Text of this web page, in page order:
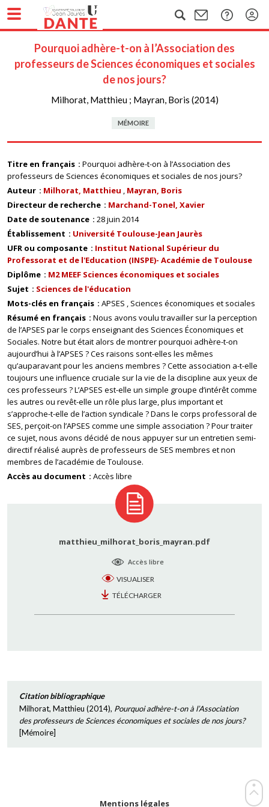
Pourquoi adhère-t-on à l’Association des
professeurs de Sciences économiques et sociales
de nos jours?
Milhorat, Matthieu ; Mayran, Boris (2014)
MÉMOIRE
Titre en français
Pourquoi adhère-t-on à l’Association des
professeurs de Sciences économiques et sociales de nos jours?
Auteur
Milhorat, Matthieu
Mayran, Boris
Directeur de recherche
Marchand-Tonel, Xavier
Date de soutenance
28 juin 2014
Établissement
Université Toulouse-Jean Jaurès
UFR ou composante
Institut National Supérieur du
Professorat et de l'Education (INSPE)- Académie de Toulouse
Diplôme
M2 MEEF Sciences économiques et sociales
Sujet
Sciences de l'éducation
Mots-clés en français
APSES
Sciences économiques et sociales
Résumé en français
Nous avons voulu travailler sur la perception
de l’APSES par le corps enseignant des Sciences Économiques et
Sociales. Notre but était alors de montrer pourquoi adhère-t-on
aujourd’hui à l’APSES ? Ces raisons sont-elles les mêmes
qu’auparavant pour les anciens membres ? Cette association a-t-elle
toujours une influence cruciale sur la vie de la discipline aux yeux de
ces professeurs ? L’APSES est-elle un simple groupe d’intérêt comme
les autres ou revêt-elle un rôle plus large, plus important et
s’approche-t-elle de l’action syndicale ? Dans le corps professoral de
SES, perçoit-on l’APSES comme une simple association ? Pour traiter
ce sujet, nous avons décidé de nous appuyer sur un entretien semi-
directif réalisé auprès de professeurs de SES membres et non
membres de l’académie de Toulouse.
Accès au document
Accès libre
matthieu_milhorat_boris_mayran.pdf
Accès libre
VISUALISER
TÉLÉCHARGER
Citation bibliographique
Milhorat, Matthieu (2014), Pourquoi adhère-t-on à l’Association
des professeurs de Sciences économiques et sociales de nos jours?
[Mémoire]
Mentions légales